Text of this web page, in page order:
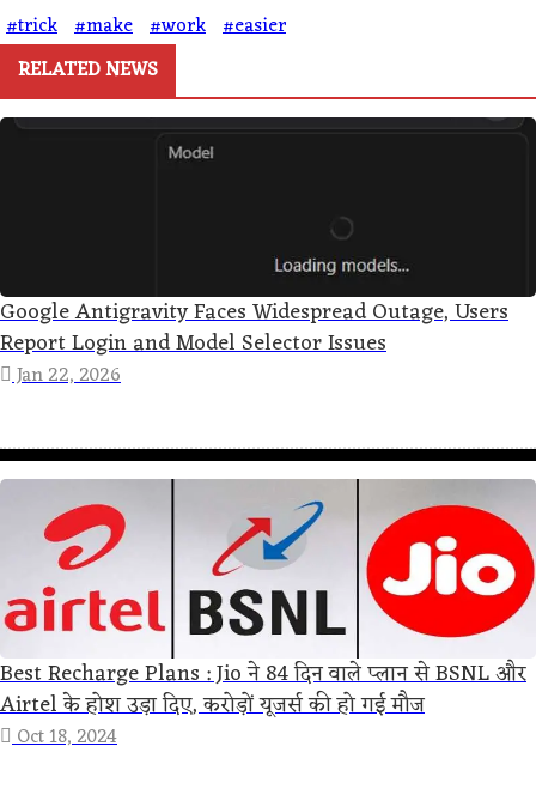
#trick #make #work #easier
RELATED NEWS
Google Antigravity Faces Widespread Outage, Users
Report Login and Model Selector Issues
Jan 22, 2026
Best Recharge Plans : Jio ने 84 दिन वाले प्लान से BSNL और
Airtel के होश उड़ा दिए, करोड़ों यूजर्स की हो गई मौज
Oct 18, 2024